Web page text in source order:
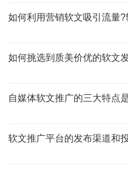
如何利用营销软文吸引流量
如何挑选到质美价优的软文
自媒体软文推广的三大特点
软文推广平台的发布渠道和